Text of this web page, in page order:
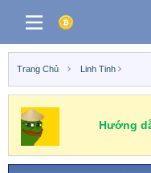
Trang Chủ Linh Tinh
Hướng